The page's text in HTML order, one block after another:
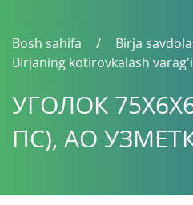
Bosh sahifa
Birja
Birjaning kotirovkalash
УГОЛОК
ПС), АО